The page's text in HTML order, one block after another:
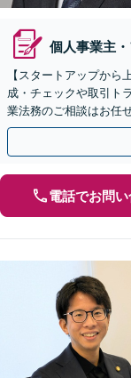
個人事業主
【スタートアップか
成・チェックや取引ト
業法務のご相談はお任
進めてまいります。
電話でお問